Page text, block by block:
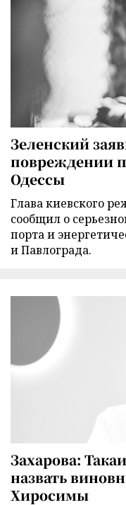
Зеленский
повреждении
Одессы
Глава киевского
сообщил о
порта и
и Павлограда.
Захарова:
назвать
Хиросимы